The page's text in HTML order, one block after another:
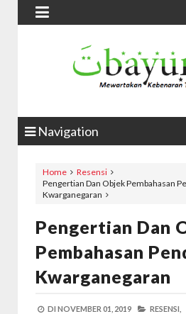

Navigation
Home
Resensi
Pengertian Dan Objek Pembahasan
Kwarganegaran
Pengertian Dan
Pembahasan
Kwarganegaran
DI NOVEMBER 01, 2019 RESENSI,